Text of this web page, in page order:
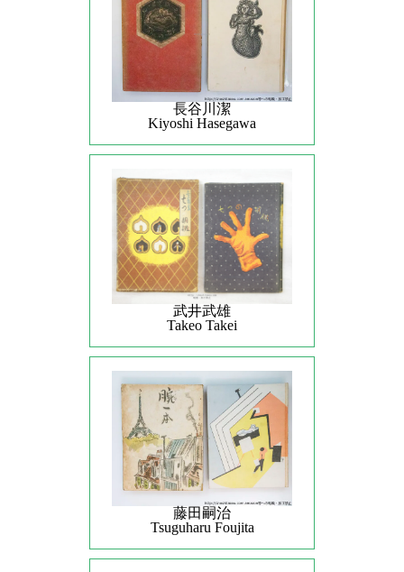
長谷川潔
Kiyoshi Hasegawa
武井武雄
Takeo Takei
藤田嗣治
Tsuguharu Foujita